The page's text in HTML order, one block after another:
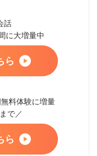
話
に大増量中
ら
料体験に増量
で／
ら